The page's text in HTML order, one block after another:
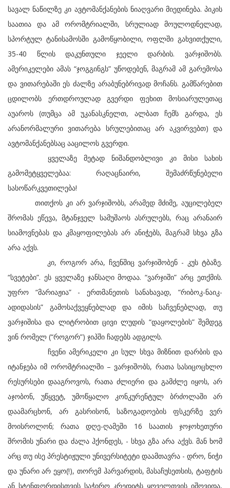
სავალ ნაწილზე კი ავტომანქანების ნიაღვარი მიედინება. პიკის
საათია და ამ ორომტრიალში, სრულიად მოულოდნელად,
სპორტულ ტანისამოსში გამოწყობილი, ოფლში გახვითქული,
35-40 წლის დაკუნთული ჯეელი დარბის. ვარჯიშობს.
ამერიკელები ამას “ჯოგგინგს” უწოდებენ, მაგრამ ამ გარემოსა
და ვითარებაში ეს ძალზე არაბუნებრივად მოჩანს. გამწარებით
ცდილობს ერთდროულად გვერდი ფეხით მოსიარულეთაც
აუაროს (თუმცა ამ უკანასკნელთ, ალბათ ჩემს გარდა, ეს
არანორმალური ვითარება სრულებითაც არ აკვირვებთ) და
ავტომანქანებსაც ააცილოს გვერდი.
ყველაზე მეტად ნიშანდობლივი კი მისი სახის
გამომეტყველებაა: რაღაცნაირი, შემაძრწუნებელი
სასოწარკვეთილება!
თითქოს კი არ ვარჯიშობს, არამედ მძიმე, აუცილებელ
შრომას ეწევა, მტანჯველ სამუშაოს ასრულებს, რაც არანაირ
სიამოვნებას და კმაყოფილებას არ ანიჭებს, მაგრამ სხვა გზა
არა აქვს.
კი, როგორ არა, ჩვენშიც ვარჯიშობენ - კუს ტბაზე.
“სვეტები”. ეს ყველაზე ჯანსაღი მოდაა. “ვარჯიში” არც ეთქმის.
უფრო “მარიაჟია” - ერთმანეთის სანახავად, “რიბოკ-ნაიკ-
ადიდასის” გამოსაქვეყნებლად და იმის საჩვენებლად, თუ
ვარჯიშისა და ლიტრობით ცივი ლუდის “დაყოლების” შემდეგ
ვინ რომელ (“როგორ”) ჯიპში ჩადებს ადგილს.
ჩვენი ამერიკელი კი სულ სხვა მიზნით დარბის და
იტანჯება იმ ორომტრიალში – ვარჯიშობს, რათა სასიცოცხლო
რესურსები დააგროვოს, რათა ძლიერი და გამძლე იყოს, არ
აჯობონ, უწყვეტ, უმოწყალო კონკურენტულ ბრძოლაში არ
დაამარცხონ, არ გასრისონ, საზოგადოების ფსკერზე ვერ
მოისროლონ; რათა დღე-ღამეში 16 საათის ჯოჯოხეთური
შრომის უნარი და ძალა ჰქონდეს, - სხვა გზა არა აქვს. მან ხომ
არც თუ ისე პრესტიჟული უნივერსიტეტი დაამთავრა - დრო, ნიჭი
და უნარი არ ეყო(!), თორემ ჰარვარდის, მასაჩუსეთსის, ტაფტის
ან სტენფორდისთვის საჭირო კრედიტს ყოველთვის იშოვიდა,